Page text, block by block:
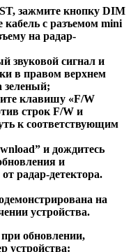
зажмите кнопку DIM
кабель с разъемом mini
на радар-
звуковой сигнал и
в правом верхнем
зеленый;
клавишу «F/W
строк F/W и
к соответствующим
и дождитесь
и
радар-детектора.
на
устройства.
обновлении,
устройства: